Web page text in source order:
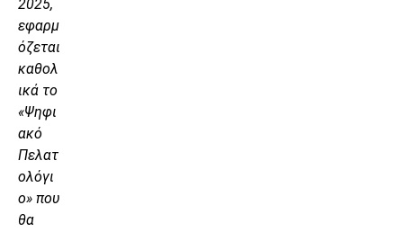
2025,
εφαρμ
όζεται
καθολ
ικά το
«Ψηφι
ακό
Πελατ
ολόγι
ο» που
θα